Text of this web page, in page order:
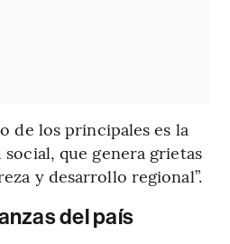
de los principales es la
que genera grietas
y desarrollo regional”.
del país